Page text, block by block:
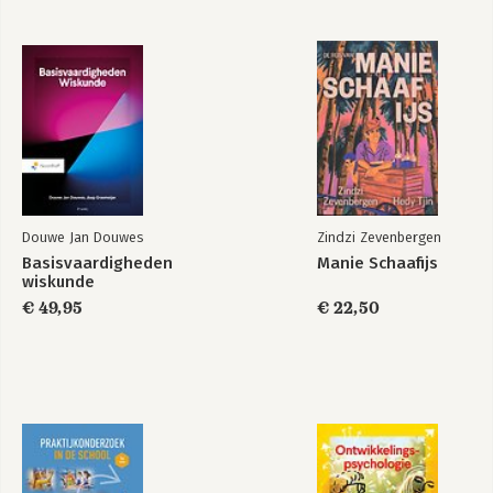
2.1 De geboorte als een biologisch proces 42
2.2 De lichamelijke groei, de rijping en de ontwikkeling van de
motoriek 46
2.3 De ontwikkeling van het leren 48
2.4 De taalontwikkeling 54
2.5 Visies op de pasgeboren mens 56
2.6 De hechting 57
Samenvatting 69
Begrippenlijst 70
Opdrachten 71
3.1 De lichamelijke groei en de rijping van het centrale
3.5 De sociale ontwikkeling en de persoonlijkheidsontwikkeling
Samenvatting 99
Douwe Jan Douwes
Basisvaardigheden
wiskunde
€ 49,95
Zindzi Zevenbergen
Manie Schaafijs
€ 22,50